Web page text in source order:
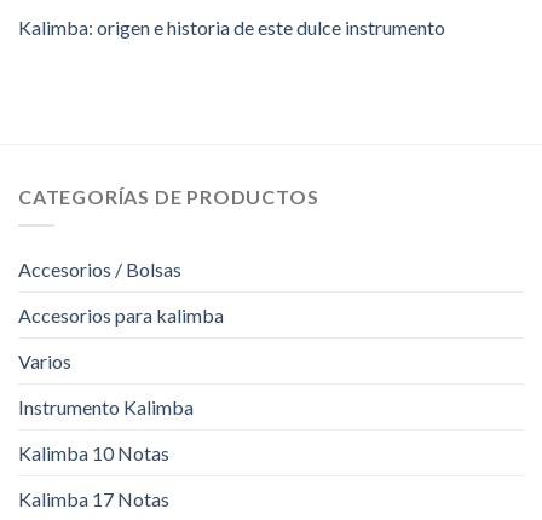
Kalimba: origen e historia de este dulce instrumento
CATEGORÍAS DE PRODUCTOS
Accesorios / Bolsas
Accesorios para kalimba
Varios
Instrumento Kalimba
Kalimba 10 Notas
Kalimba 17 Notas